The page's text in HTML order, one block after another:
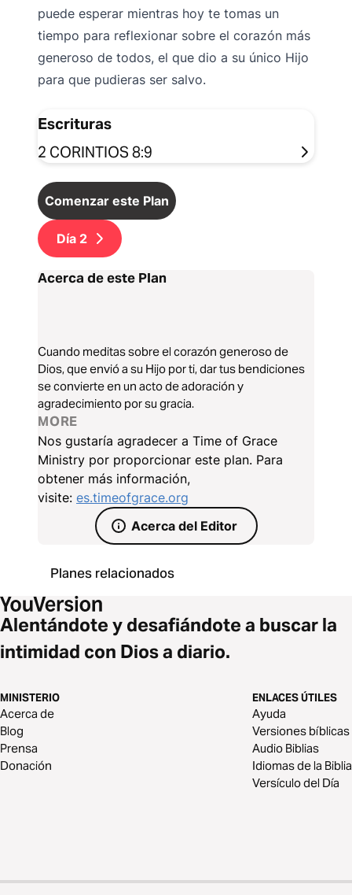
puede esperar mientras hoy te tomas un
tiempo para reflexionar sobre el corazón más
generoso de todos, el que dio a su único Hijo
para que pudieras ser salvo.
Escrituras
2 CORINTIOS 8:9
Comenzar este Plan
Día 2
Acerca de este Plan
Cuando meditas sobre el corazón generoso de
Dios, que envió a su Hijo por ti, dar tus bendiciones
se convierte en un acto de adoración y
agradecimiento por su gracia.
MORE
Nos gustaría agradecer a Time of Grace
Ministry por proporcionar este plan. Para
obtener más información,
visite: es.timeofgrace.org
Acerca del Editor
Planes relacionados
Alentándote y desafiándote a buscar la
intimidad con Dios a diario.
MINISTERIO
Acerca de
Blog
Prensa
Donación
ENLACES ÚTILES
Ayuda
Versiones bíblicas
Audio Biblias
Idiomas de la Biblia
Versículo del Día